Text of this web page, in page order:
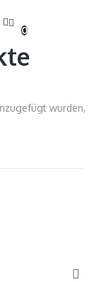
0

wurden,